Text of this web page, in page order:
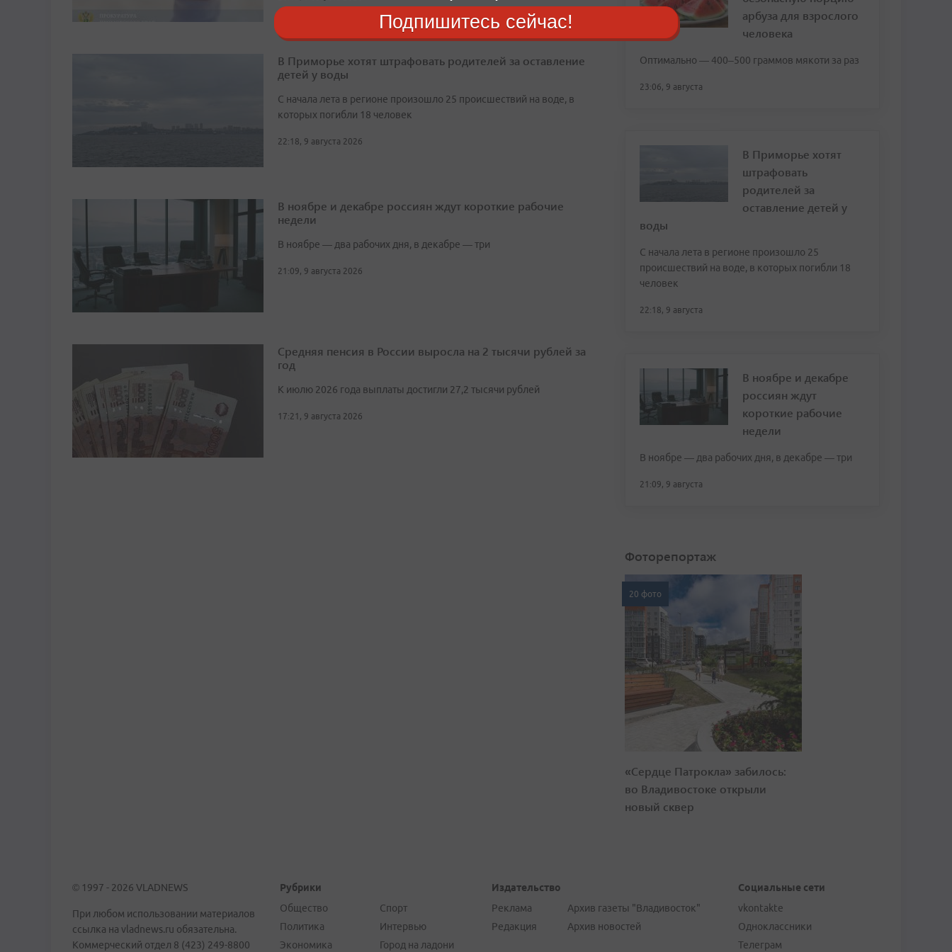
В Приморье хотят штрафовать родителей за оставление
детей у воды
С начала лета в регионе произошло 25 происшествий на воде, в
которых погибли 18 человек
22:18, 9 августа 2026
В ноябре и декабре россиян ждут короткие рабочие
недели
В ноябре — два рабочих дня, в декабре — три
21:09, 9 августа 2026
Средняя пенсия в России выросла на 2 тысячи рублей за
год
К июлю 2026 года выплаты достигли 27,2 тысячи рублей
17:21, 9 августа 2026
арбуза для взрослого
человека
Оптимально — 400–500 граммов мякоти за раз
23:06, 9 августа
В Приморье хотят
штрафовать
родителей за
оставление детей у
воды
С начала лета в регионе произошло 25
происшествий на воде, в которых погибли 18
человек
22:18, 9 августа
В ноябре и декабре
россиян ждут
короткие рабочие
недели
В ноябре — два рабочих дня, в декабре — три
21:09, 9 августа
Фоторепортаж
20 фото
«Сердце Патрокла» забилось:
во Владивостоке открыли
новый сквер
© 1997 - 2026 VLADNEWS
При любом использовании материалов
ссылка на vladnews.ru обязательна.
Коммерческий отдел 8 (423) 249-8800
Рубрики
Общество
Политика
Экономика
Спорт
Интервью
Город на ладони
Издательство
Реклама
Редакция
Архив газеты "Владивосток"
Архив новостей
Социальные сети
vkontakte
Одноклассники
Телеграм
Подпишитесь сейчас!